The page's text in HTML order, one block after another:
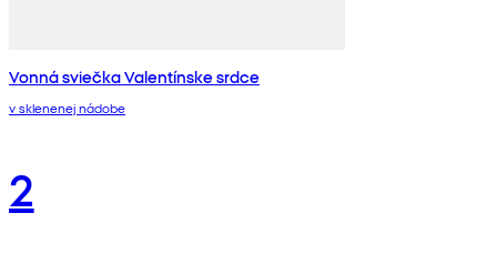
Vonná sviečka Valentínske srdce
v sklenenej nádobe
2